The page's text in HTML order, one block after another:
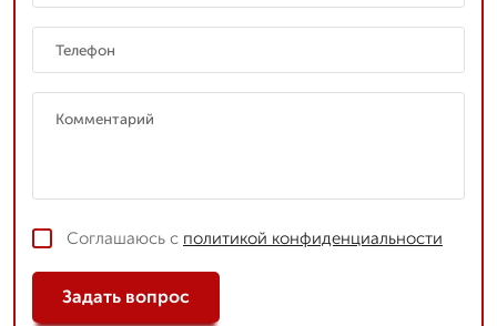
Соглашаюсь с политикой конфиденциальности
Задать вопрос